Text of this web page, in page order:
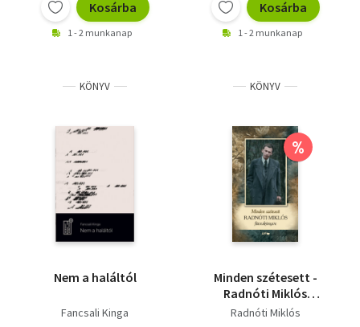
Kosárba
1 - 2 munkanap
Kosárba
1 - 2 munkanap
KÖNYV
Nem a haláltól
Fancsali Kinga
KÖNYV
%
Minden szétesett -
Radnóti Miklós
füveskönyve
Radnóti Miklós